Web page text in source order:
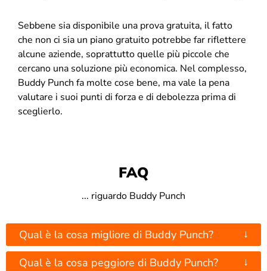
Sebbene sia disponibile una prova gratuita, il fatto
che non ci sia un piano gratuito potrebbe far riflettere
alcune aziende, soprattutto quelle più piccole che
cercano una soluzione più economica. Nel complesso,
Buddy Punch fa molte cose bene, ma vale la pena
valutare i suoi punti di forza e di debolezza prima di
sceglierlo.
FAQ
... riguardo Buddy Punch
Qual è la cosa migliore di Buddy Punch? ↓
Qual è la cosa peggiore di Buddy Punch? ↓